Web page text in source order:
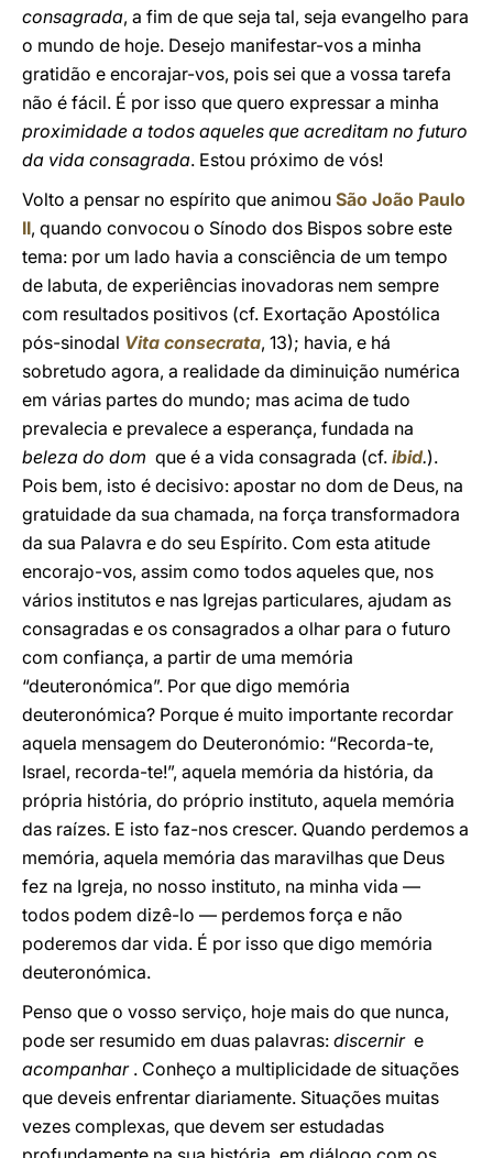
consagrada, a fim de que seja tal, seja evangelho para
o mundo de hoje. Desejo manifestar-vos a minha
gratidão e encorajar-vos, pois sei que a vossa tarefa
não é fácil. É por isso que quero expressar a minha
proximidade a todos aqueles que acreditam no futuro
da vida consagrada. Estou próximo de vós!
Volto a pensar no espírito que animou São João Paulo
II, quando convocou o Sínodo dos Bispos sobre este
tema: por um lado havia a consciência de um tempo
de labuta, de experiências inovadoras nem sempre
com resultados positivos (cf. Exortação Apostólica
pós-sinodal Vita consecrata, 13); havia, e há
sobretudo agora, a realidade da diminuição numérica
em várias partes do mundo; mas acima de tudo
prevalecia e prevalece a esperança, fundada na
beleza do dom que é a vida consagrada (cf. ibid.).
Pois bem, isto é decisivo: apostar no dom de Deus, na
gratuidade da sua chamada, na força transformadora
da sua Palavra e do seu Espírito. Com esta atitude
encorajo-vos, assim como todos aqueles que, nos
vários institutos e nas Igrejas particulares, ajudam as
consagradas e os consagrados a olhar para o futuro
com confiança, a partir de uma memória
“deuteronómica”. Por que digo memória
deuteronómica? Porque é muito importante recordar
aquela mensagem do Deuteronómio: “Recorda-te,
Israel, recorda-te!”, aquela memória da história, da
própria história, do próprio instituto, aquela memória
das raízes. E isto faz-nos crescer. Quando perdemos a
memória, aquela memória das maravilhas que Deus
fez na Igreja, no nosso instituto, na minha vida —
todos podem dizê-lo — perdemos força e não
poderemos dar vida. É por isso que digo memória
deuteronómica.
Penso que o vosso serviço, hoje mais do que nunca,
pode ser resumido em duas palavras: discernir e
acompanhar. Conheço a multiplicidade de situações
que deveis enfrentar diariamente. Situações muitas
vezes complexas, que devem ser estudadas